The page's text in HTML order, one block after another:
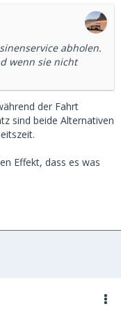
abholen.
wenn sie nicht
der Fahrt
sind beide Alternativen
Effekt, dass es was